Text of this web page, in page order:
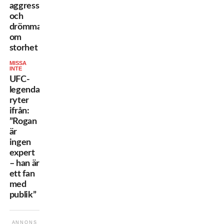
aggression
och
drömmar
om
storhet
MISSA
INTE
UFC-
legendaren
ryter
ifrån:
”Rogan
är
ingen
expert
– han är
ett fan
med
publik”
ANNONS